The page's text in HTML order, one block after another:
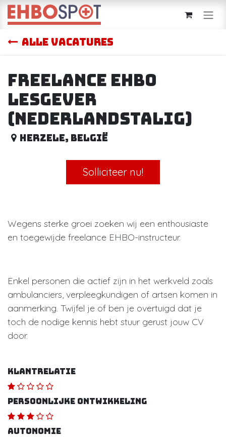
Overslaan naar inhoud
Alle vacatures
Freelance EHBO
Lesgever
(Nederlandstalig)
Herzele, België
Solliciteer nu!
Wegens sterke groei zoeken wij een enthousiaste
en toegewijde freelance EHBO-instructeur.
Enkel personen die actief zijn in het werkveld zoals
ambulanciers, verpleegkundigen of artsen komen in
aanmerking. Twijfel je of ben je overtuigd dat je
toch de nodige kennis hebt stuur gerust jouw CV
door.
Klantrelatie
Persoonlijke ontwikkeling
Autonomie